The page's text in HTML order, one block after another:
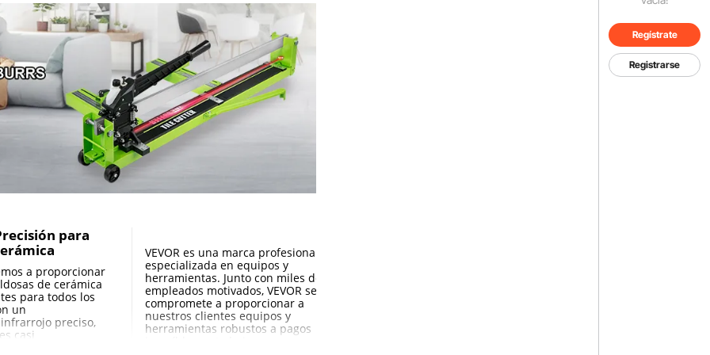
Regístrate
Registrarse
mm - 15 mm
"/ 102,9 x 60,2 x 25,3 cm
para
a proporcionar
de cerámica
para todos los
un
preciso,
casi
VEVOR es una marca profesional
especializada en equipos y
herramientas. Junto con miles de
empleados motivados, VEVOR se
compromete a proporcionar a
nuestros clientes equipos y
herramientas robustos a pagos